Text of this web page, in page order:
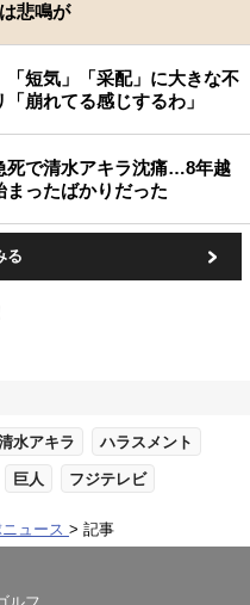
悲鳴が
「短気」「采配」に大きな不
崩れてる感じするわ」
死で清水アキラ沈痛…8年越
まったばかりだった
る
水アキラ ハラスメント
巨人 フジテレビ
ュース 記事